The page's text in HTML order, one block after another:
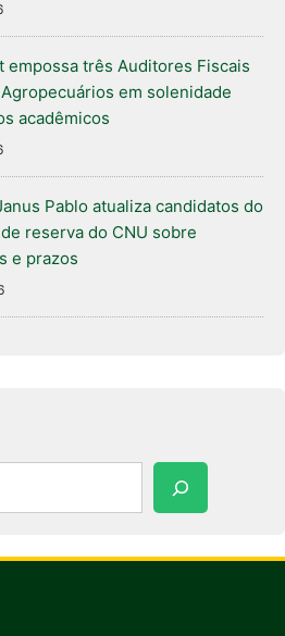
empossa três Auditores Fiscais
em solenidade
acadêmicos
Pablo atualiza candidatos do
reserva do CNU sobre
e prazos